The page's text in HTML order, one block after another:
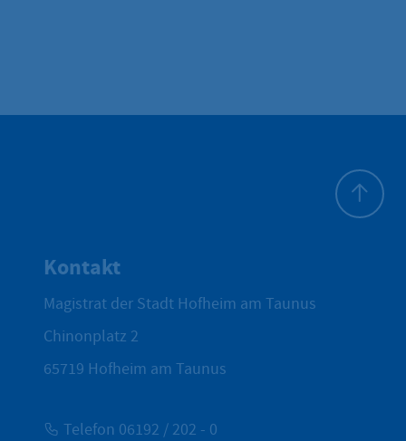
Kontakt
Magistrat der Stadt Hofheim am Taunus
Chinonplatz 2
65719 Hofheim am Taunus
Telefon 06192 / 202 - 0